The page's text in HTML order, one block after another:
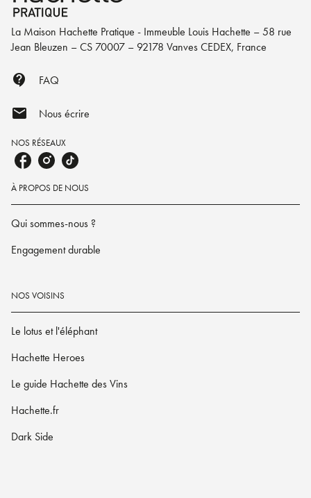
La Maison Hachette Pratique - Immeuble Louis Hachette – 58 rue
Jean Bleuzen – CS 70007 – 92178 Vanves CEDEX, France
contact_support FAQ
mail Nous écrire
NOS RÉSEAUX
À PROPOS DE NOUS
Qui sommes-nous ?
Engagement durable
NOS VOISINS
Le lotus et l'éléphant
Hachette Heroes
Le guide Hachette des Vins
Hachette.fr
Dark Side